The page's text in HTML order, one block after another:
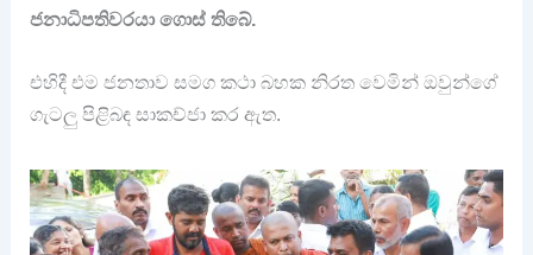
ජනාධිපතිවරයා ගොස් තිබේ.
එහිදී එම ජනතාව සමග කථා බහක නිරත වෙමින් ඔවුන්ගේ
ගැටලු පිළිබඳ සාකච්ජා කර ඇත.